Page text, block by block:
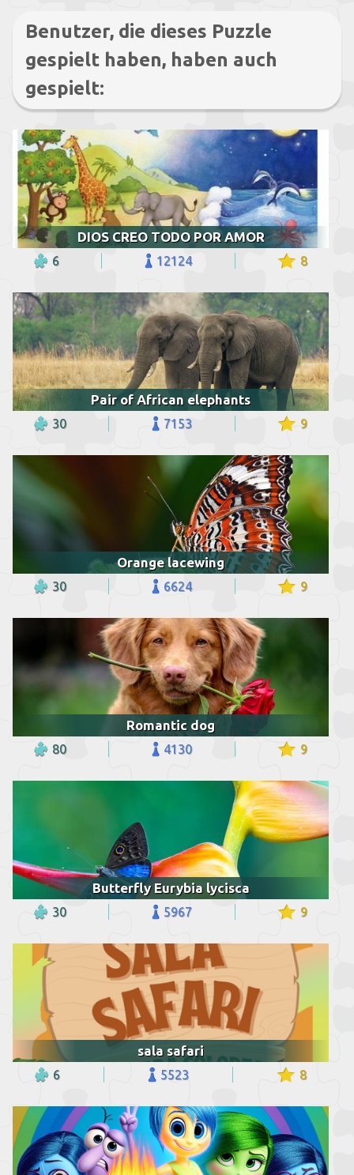
Benutzer, die dieses Puzzle
gespielt haben, haben auch
gespielt:
DIOS CREO TODO POR AMOR
6 12124 8
Pair of African elephants
30 7153 9
Orange lacewing
30 6624 9
Romantic dog
80 4130 9
Butterfly Eurybia lycisca
30 5967 9
sala safari
6 5523 8